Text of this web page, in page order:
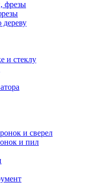
дереву
и стеклу
и сверел
и пил